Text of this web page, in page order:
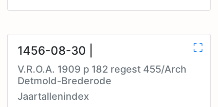
1456-08-30 |
V.R.O.A. 1909 p 182 regest 455/Arch
Detmold-Brederode
Jaartallenindex